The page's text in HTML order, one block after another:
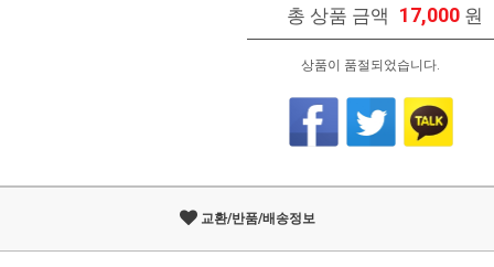
총 상품 금액 17,000 원
상품이 품절되었습니다.
교환/반품/배송정보